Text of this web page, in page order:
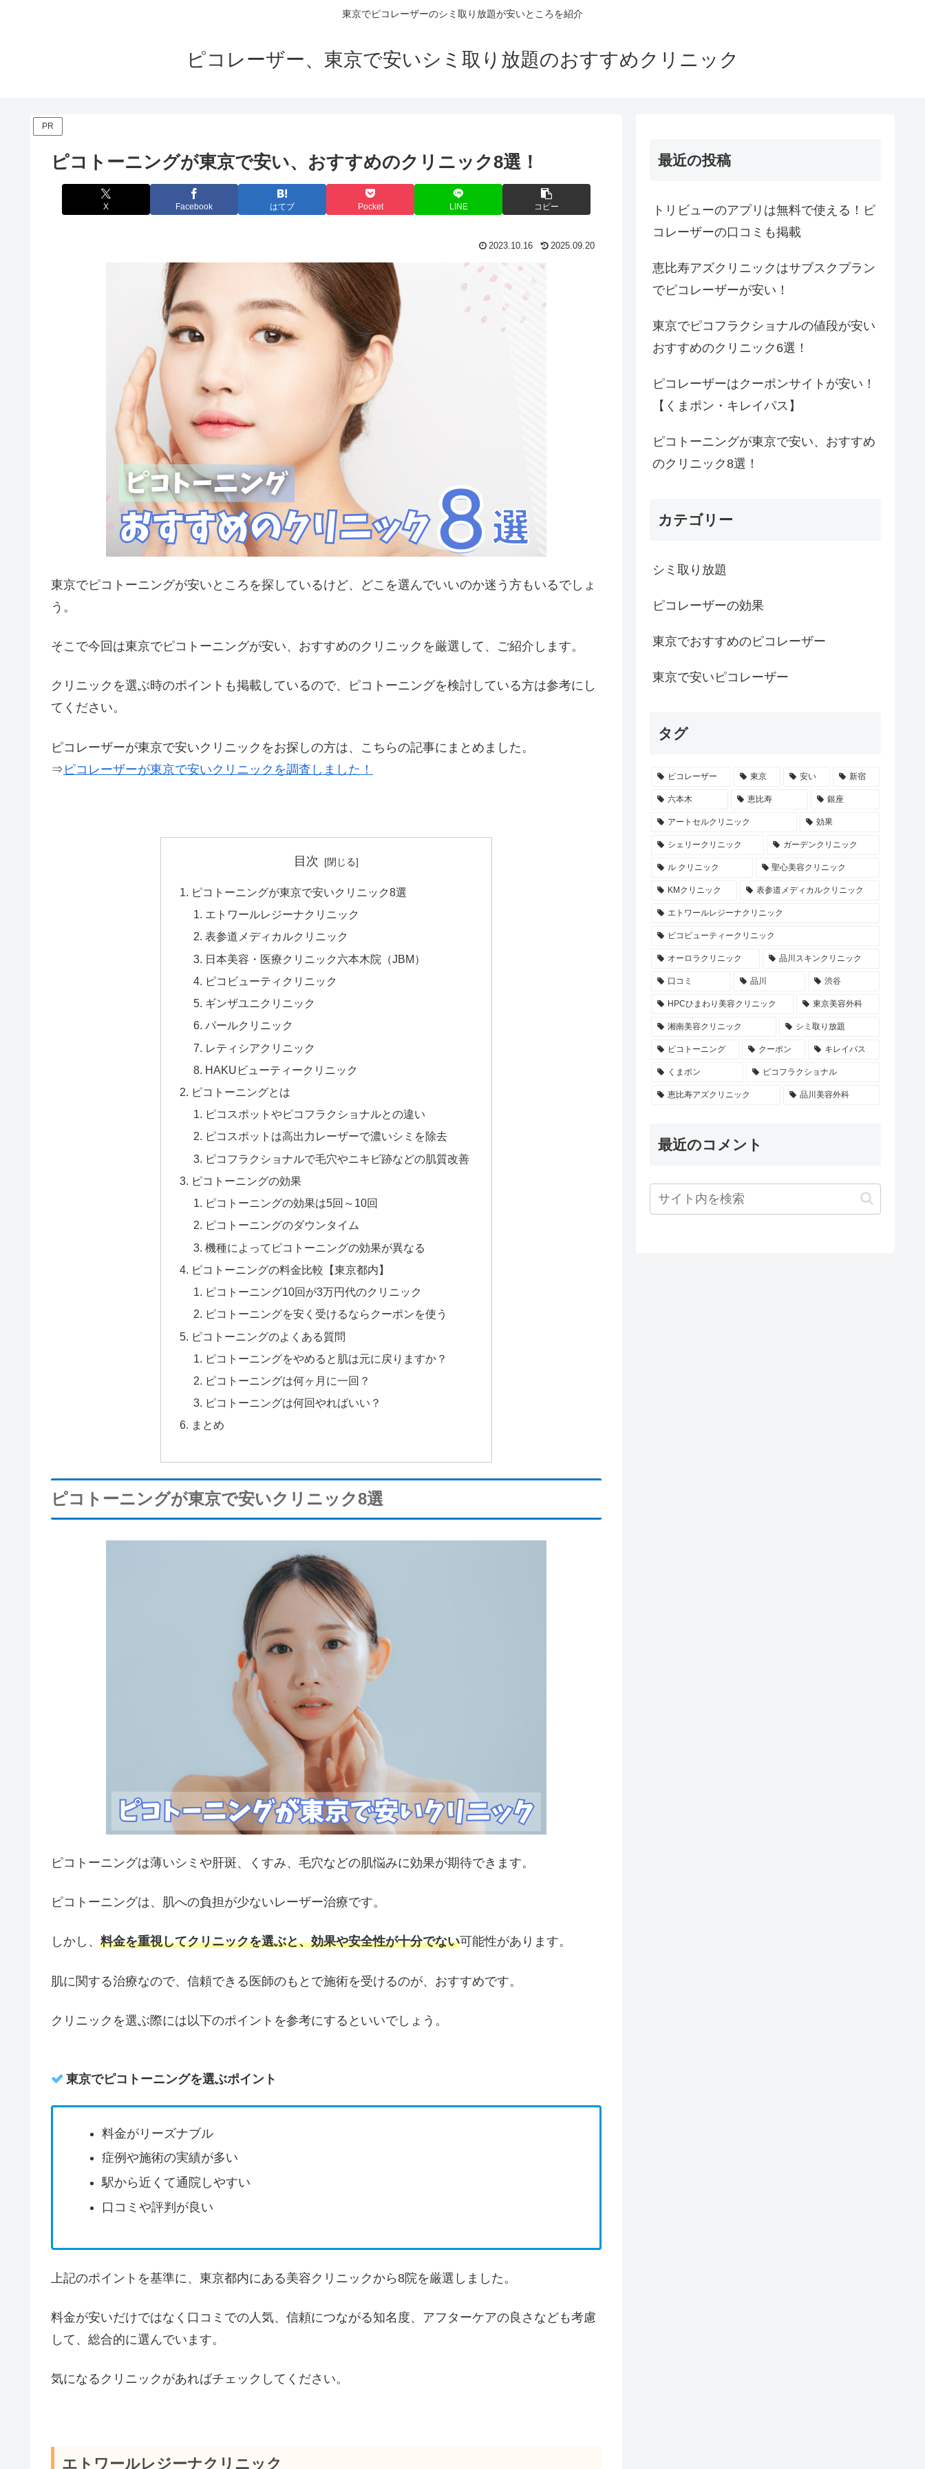
東京でピコレーザーのシミ取り放題が安いところを紹介
ピコレーザー、東京で安いシミ取り放題のおすすめクリニック
PR
ピコトーニングが東京で安い、おすすめのクリニック8選！
X Facebook はてブ Pocket LINE コピー
2023.10.16 2025.09.20
東京でピコトーニングが安いところを探しているけど、どこを選んでいいのか迷う方もいるでしょ
う。
そこで今回は東京でピコトーニングが安い、おすすめのクリニックを厳選して、ご紹介します。
クリニックを選ぶ時のポイントも掲載しているので、ピコトーニングを検討している方は参考にし
てください。
ピコレーザーが東京で安いクリニックをお探しの方は、こちらの記事にまとめました。
⇒ ピコレーザーが東京で安いクリニックを調査しました！
目次
ピコトーニングが東京で安いクリニック8選
エトワールレジーナクリニック
表参道メディカルクリニック
日本美容・医療クリニック六本木院（JBM）
ピコビューティクリニック
ギンザユニクリニック
パールクリニック
レティシアクリニック
HAKUビューティークリニック
ピコトーニングとは
ピコスポットやピコフラクショナルとの違い
ピコスポットは高出力レーザーで濃いシミを除去
ピコフラクショナルで毛穴やニキビ跡などの肌質改善
ピコトーニングの効果
ピコトーニングの効果は5回～10回
ピコトーニングのダウンタイム
機種によってピコトーニングの効果が異なる
ピコトーニングの料金比較【東京都内】
ピコトーニング10回が3万円代のクリニック
ピコトーニングを安く受けるならクーポンを使う
ピコトーニングのよくある質問
ピコトーニングをやめると肌は元に戻りますか？
ピコトーニングは何ヶ月に一回？
ピコトーニングは何回やればいい？
まとめ
ピコトーニングが東京で安いクリニック8選
ピコトーニングは薄いシミや肝斑、くすみ、毛穴などの肌悩みに効果が期待できます。
ピコトーニングは、肌への負担が少ないレーザー治療です。
しかし、 料金を重視してクリニックを選ぶと、効果や安全性が十分でない可能性があります。
肌に関する治療なので、信頼できる医師のもとで施術を受けるのが、おすすめです。
クリニックを選ぶ際には以下のポイントを参考にするといいでしょう。
東京でピコトーニングを選ぶポイント
料金がリーズナブル
症例や施術の実績が多い
駅から近くて通院しやすい
口コミや評判が良い
上記のポイントを基準に、東京都内にある美容クリニックから8院を厳選しました。
料金が安いだけではなく口コミでの人気、信頼につながる知名度、アフターケアの良さなども考慮
して、総合的に選んでいます。
気になるクリニックがあればチェックしてください。
エトワールレジーナクリニック
最近の投稿
トリビューのアプリは無料で使える！ピ
コレーザーの口コミも掲載
恵比寿アズクリニックはサブスクプラン
でピコレーザーが安い！
東京でピコフラクショナルの値段が安い
おすすめのクリニック6選！
ピコレーザーはクーポンサイトが安い！
【くまポン・キレイパス】
ピコトーニングが東京で安い、おすすめ
のクリニック8選！
カテゴリー
シミ取り放題
ピコレーザーの効果
東京でおすすめのピコレーザー
東京で安いピコレーザー
タグ
ピコレーザー 東京 安い 新宿
六本木 恵比寿 銀座
アートセルクリニック 効果
シェリークリニック ガーデンクリニック
ル クリニック 聖心美容クリニック
KMクリニック 表参道メディカルクリニック
エトワールレジーナクリニック
ピコビューティークリニック
オーロラクリニック 品川スキンクリニック
口コミ 品川 渋谷
HPCひまわり美容クリニック 東京美容外科
湘南美容クリニック シミ取り放題
ピコトーニング クーポン キレイパス
くまポン ピコフラクショナル
恵比寿アズクリニック 品川美容外科
最近のコメント